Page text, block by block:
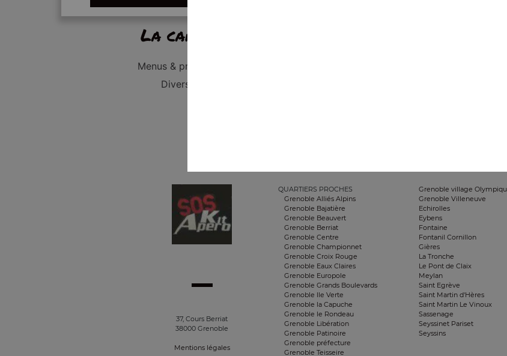
La carte
Menus & promos
Divers
37, Cours Berriat
38000 Grenoble
Mentions légales
QUARTIERS PROCHES
Grenoble Alliés Alpins
Grenoble Bajatière
Grenoble Beauvert
Grenoble Berriat
Grenoble Centre
Grenoble Championnet
Grenoble Croix Rouge
Grenoble Eaux Claires
Grenoble Europole
Grenoble Grands Boulevards
Grenoble Ile Verte
Grenoble la Capuche
Grenoble le Rondeau
Grenoble Libération
Grenoble Patinoire
Grenoble préfecture
Grenoble Teisseire
Grenoble village
Grenoble Villeneuve
Echirolles
Eybens
Fontaine
Fontanil Cornillon
Gières
La Tronche
Le Pont de Claix
Meylan
Saint Egrève
Saint Martin d'Hères
Saint Martin Le Vinoux
Sassenage
Seyssinet Pariset
Seyssins